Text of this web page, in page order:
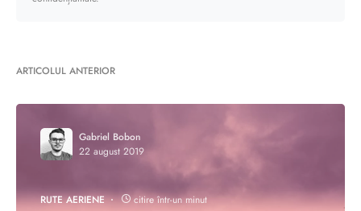
ARTICOLUL ANTERIOR
Gabriel Bobon
22 august 2019
RUTE AERIENE citire într-un minut